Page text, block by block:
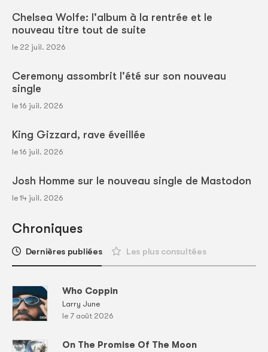
Chelsea Wolfe: l'album à la rentrée et le
nouveau titre tout de suite
le 22 juil. 2026
Ceremony assombrit l'été sur son nouveau
single
le 16 juil. 2026
King Gizzard, rave éveillée
le 16 juil. 2026
Josh Homme sur le nouveau single de Mastodon
le 14 juil. 2026
Chroniques
Dernières publiées Les plus consultées
Who Coppin
Larry June
le 7 août 2026
On The Promise Of The Moon